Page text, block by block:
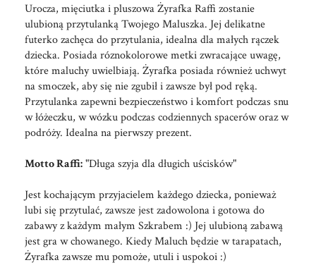
Urocza, mięciutka i pluszowa Żyrafka Raffi zostanie
ulubioną przytulanką Twojego Maluszka. Jej delikatne
futerko zachęca do przytulania, idealna dla małych rączek
dziecka. Posiada róznokolorowe metki zwracające uwagę,
które maluchy uwielbiają. Żyrafka posiada również uchwyt
na smoczek, aby się nie zgubił i zawsze był pod ręką.
Przytulanka zapewni bezpieczeństwo i komfort podczas snu
w łóżeczku, w wózku podczas codziennych spacerów oraz w
podróży. Idealna na pierwszy prezent.
Motto Raffi:"Długa szyja dla długich uścisków"
Jest kochającym przyjacielem każdego dziecka, ponieważ
lubi się przytulać, zawsze jest zadowolona i gotowa do
zabawy z każdym małym Szkrabem :) Jej ulubioną zabawą
jest gra w chowanego. Kiedy Maluch będzie w tarapatach,
Żyrafka zawsze mu pomoże, utuli i uspokoi :)